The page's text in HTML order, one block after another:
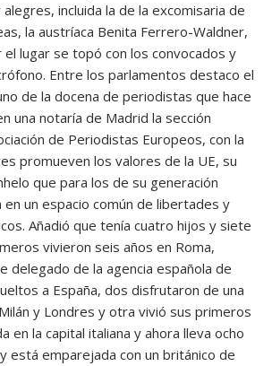
incluida la de la excomisaria de
la austríaca Benita Ferrero-Waldner,
lugar se topó con los convocados y
Entre los parlamentos destaco el
de la docena de periodistas que hace
una notaría de Madrid la sección
de Periodistas Europeos, con la
promueven los valores de la UE, su
que para los de su generación
en un espacio común de libertades y
Añadió que tenía cuatro hijos y siete
vivieron seis años en Roma,
delegado de la agencia española de
a España, dos disfrutaron de una
y Londres y otra vivió sus primeros
en la capital italiana y ahora lleva ocho
está emparejada con un británico de